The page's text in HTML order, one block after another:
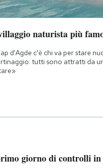
naturista più
d'Agde c'è chi va per stare
tutti sono attratti da
giorno di controlli in